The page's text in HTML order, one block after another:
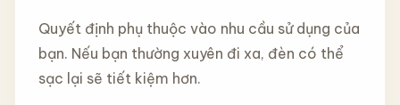
Quyết định phụ thuộc vào nhu cầu sử dụng của
bạn. Nếu bạn thường xuyên đi xa, đèn có thể
sạc lại sẽ tiết kiệm hơn.